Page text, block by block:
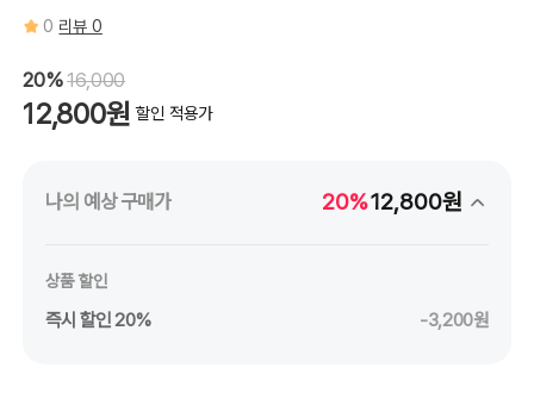
0 리뷰 0
20%16,000
12,800원 할인 적용가
나의 예상 구매가 20%12,800원
상품 할인
즉시 할인 20% -3,200원